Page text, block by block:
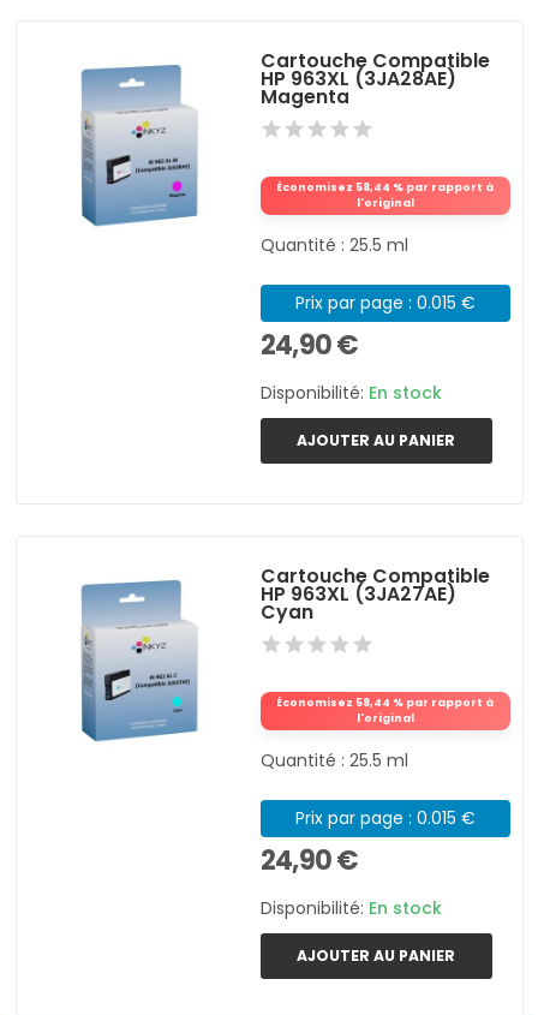
Cartouche Compatible
HP 963XL (3JA28AE)
Magenta
Économisez 58,44 % par rapport à
l'original
Quantité : 25.5 ml
Prix par page : 0.015 €
24,90 €
Disponibilité: En stock
AJOUTER AU PANIER
Cartouche Compatible
HP 963XL (3JA27AE)
Cyan
Économisez 58,44 % par rapport à
l'original
Quantité : 25.5 ml
Prix par page : 0.015 €
24,90 €
Disponibilité: En stock
AJOUTER AU PANIER